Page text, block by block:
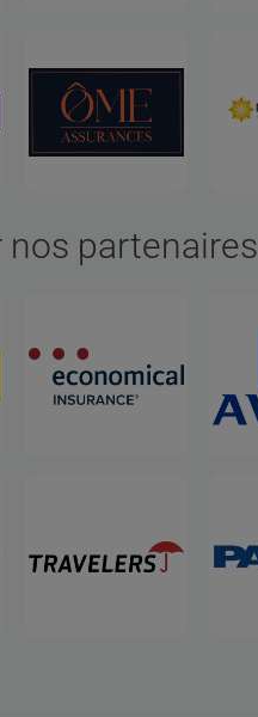
nos partenaires